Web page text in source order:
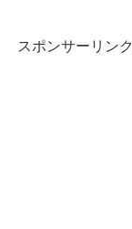
スポンサーリンク